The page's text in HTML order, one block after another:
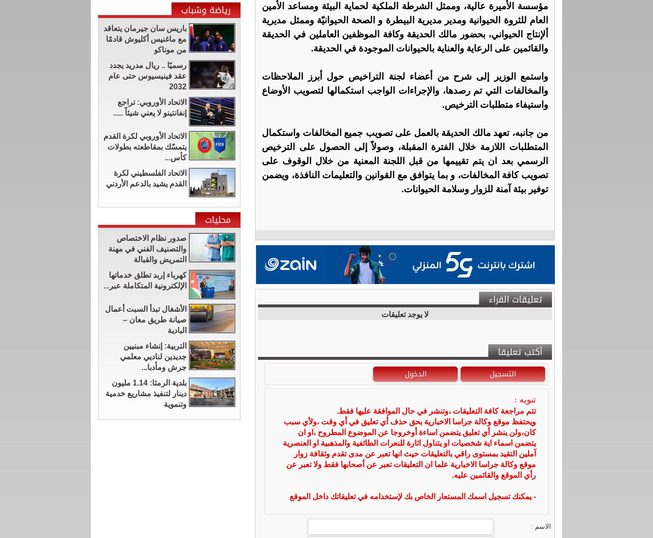
مؤسسة الأميرة عالية، وممثل الشرطة الملكية لحماية البيئة ومساعد الأمين
العام للثروة الحيوانية ومدير مديرية البيطرة و الصحة الحيوانيّة وممثل مديرية
ألإنتاج الحيواني، بحضور مالك الحديقة وكافة الموظفين العاملين في الحديقة
والقائمين على الرعاية والعناية بالحيوانات الموجودة في الحديقة.
واستمع الوزير إلى شرح من أعضاء لجنة التراخيص حول أبرز الملاحظات
والمخالفات التي تم رصدها، والإجراءات الواجب استكمالها لتصويب الأوضاع
واستيفاء متطلبات الترخيص.
من جانبه، تعهد مالك الحديقة بالعمل على تصويب جميع المخالفات واستكمال
المتطلبات اللازمة خلال الفترة المقبلة، وصولاً إلى الحصول على الترخيص
الرسمي بعد ان يتم تقييمها من قبل اللجنة المعنية من خلال الوقوف على
تصويب كافة المخالفات، و بما يتوافق مع القوانين والتعليمات النافذة، ويضمن
توفير بيئة آمنة للزوار وسلامة الحيوانات.
تعليقات القراء
لا يوجد تعليقات
أكتب تعليقا
التسجيل الدخول
تنويه :
تتم مراجعة كافة التعليقات ،وتنشر في حال الموافقة عليها فقط.
ويحتفظ موقع وكالة جراسا الاخبارية بحق حذف أي تعليق في أي وقت ،ولأي سبب
كان،ولن ينشر أي تعليق يتضمن اساءة أوخروجا عن الموضوع المطروح ،او ان
يتضمن اسماء اية شخصيات او يتناول اثارة للنعرات الطائفية والمذهبية او العنصرية
آملين التقيد بمستوى راقي بالتعليقات حيث انها تعبر عن مدى تقدم وثقافة زوار
موقع وكالة جراسا الاخبارية علما ان التعليقات تعبر عن أصحابها فقط ولا تعبر عن
رأي الموقع والقائمين عليه.
- يمكنك تسجيل اسمك المستعار الخاص بك لإستخدامه في تعليقاتك داخل الموقع
الاسم :
رياضة وشباب
باريس سان جيرمان يتعاقد
مع ماغنيس أكليوش قادمًا
من موناكو
رسميًا .. ريال مدريد يجدد
عقد فينيسيوس حتى عام
2032
الاتحاد الأوروبي: تراجع
إنفانتينو لا يعني شيئاً .....
الاتحاد الأوروبي لكرة القدم
يتمسّك بمقاطعته بطولات
كأس...
الاتحاد الفلسطيني لكرة
القدم يشيد بالدعم الأردني
محليات
صدور نظام الاختصاص
والتصنيف الفني في مهنة
التمريض والقبالة
كهرباء إربد تطلق خدماتها
الإلكترونية المتكاملة عبر...
الأشغال تبدأ السبت أعمال
صيانة طريق معان –
البادية
التربية: إنشاء مبنيين
جديدين لناديي معلمي
جرش ومأدبا...
بلدية الرمثا: 1.14 مليون
دينار لتنفيذ مشاريع خدمية
وتنموية